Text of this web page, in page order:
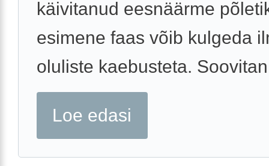
käivitanud eesnäärme
esimene faas võib kulgeda
oluliste kaebusteta.
Loe edasi